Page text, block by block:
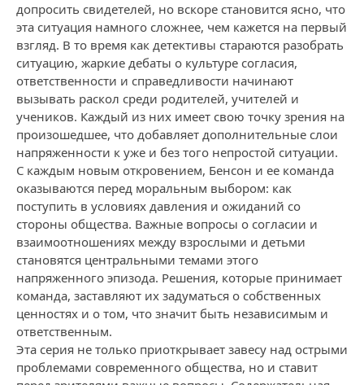
допросить свидетелей, но вскоре становится ясно, что
эта ситуация намного сложнее, чем кажется на первый
взгляд. В то время как детективы стараются разобрать
ситуацию, жаркие дебаты о культуре согласия,
ответственности и справедливости начинают
вызывать раскол среди родителей, учителей и
учеников. Каждый из них имеет свою точку зрения на
произошедшее, что добавляет дополнительные слои
напряженности к уже и без того непростой ситуации.
С каждым новым откровением, Бенсон и ее команда
оказываются перед моральным выбором: как
поступить в условиях давления и ожиданий со
стороны общества. Важные вопросы о согласии и
взаимоотношениях между взрослыми и детьми
становятся центральными темами этого
напряженного эпизода. Решения, которые принимает
команда, заставляют их задуматься о собственных
ценностях и о том, что значит быть независимым и
ответственным.
Эта серия не только приоткрывает завесу над острыми
проблемами современного общества, но и ставит